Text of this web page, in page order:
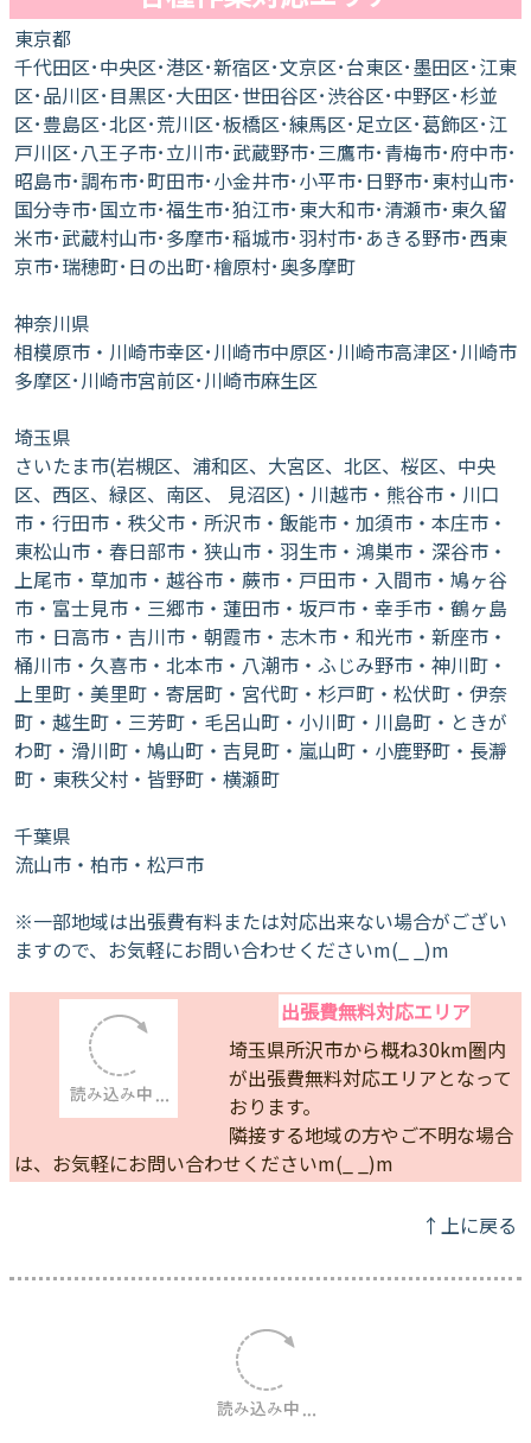
各種作業対応エリア
東京都
千代田区･中央区･港区･新宿区･文京区･台東区･墨田区･江東
区･品川区･目黒区･大田区･世田谷区･渋谷区･中野区･杉並
区･豊島区･北区･荒川区･板橋区･練馬区･足立区･葛飾区･江
戸川区･八王子市･立川市･武蔵野市･三鷹市･青梅市･府中市･
昭島市･調布市･町田市･小金井市･小平市･日野市･東村山市･
国分寺市･国立市･福生市･狛江市･東大和市･清瀬市･東久留
米市･武蔵村山市･多摩市･稲城市･羽村市･あきる野市･西東
京市･瑞穂町･日の出町･檜原村･奥多摩町
神奈川県
相模原市・川崎市幸区･川崎市中原区･川崎市高津区･川崎市
多摩区･川崎市宮前区･川崎市麻生区
埼玉県
さいたま市(岩槻区、浦和区、大宮区、北区、桜区、中央
区、西区、緑区、南区、 見沼区)・川越市・熊谷市・川口
市・行田市・秩父市・所沢市・飯能市・加須市・本庄市・
東松山市・春日部市・狭山市・羽生市・鴻巣市・深谷市・
上尾市・草加市・越谷市・蕨市・戸田市・入間市・鳩ヶ谷
市・富士見市・三郷市・蓮田市・坂戸市・幸手市・鶴ヶ島
市・日高市・吉川市・朝霞市・志木市・和光市・新座市・
桶川市・久喜市・北本市・八潮市・ふじみ野市・神川町・
上里町・美里町・寄居町・宮代町・杉戸町・松伏町・伊奈
町・越生町・三芳町・毛呂山町・小川町・川島町・ときが
わ町・滑川町・鳩山町・吉見町・嵐山町・小鹿野町・長瀞
町・東秩父村・皆野町・横瀬町
千葉県
流山市・柏市・松戸市
※一部地域は出張費有料または対応出来ない場合がござい
ますので、お気軽にお問い合わせくださいm(_ _)m
出張費無料対応エリア
埼玉県所沢市から概ね30km圏内
が出張費無料対応エリアとなって
いm(_ _)m